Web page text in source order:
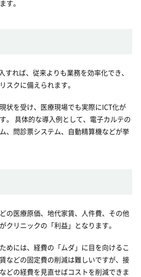
す。
すれば、従来よりも業務を効率化でき、
スクに備えられます。
状を受け、医療現場でも実際にICT化が
。 具体的な導入例として、電子カルテの
、問診票システム、自動精算機などが挙
の医療原価、地代家賃、人件費、その他
クリニックの「利益」となります。
めには、経費の「ムダ」に目を向けるこ
などの固定費の削減は難しいですが、接
どの経費を見直せばコストを削減できま